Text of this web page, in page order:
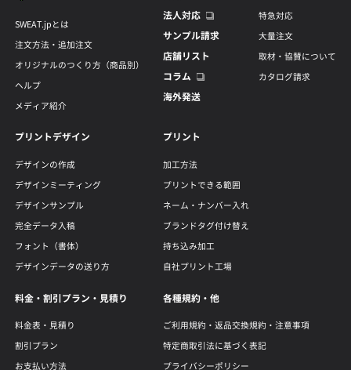
SWEAT.jpとは
注文方法・追加注文
オリジナルのつくり方（商品別）
ヘルプ
メディア紹介
法人対応
サンプル請求
店舗リスト
コラム
海外発送
特急対応
大量注文
取材・協賛について
カタログ請求
プリントデザイン
デザインの作成
デザインミーティング
デザインサンプル
完全データ入稿
フォント（書体）
デザインデータの送り方
プリント
加工方法
プリントできる範囲
ネーム・ナンバー入れ
ブランドタグ付け替え
持ち込み加工
自社プリント工場
料金・割引プラン・見積り
料金表・見積り
割引プラン
お支払い方法
各種規約・他
ご利用規約・返品交換規約・注意事項
特定商取引法に基づく表記
プライバシーポリシー